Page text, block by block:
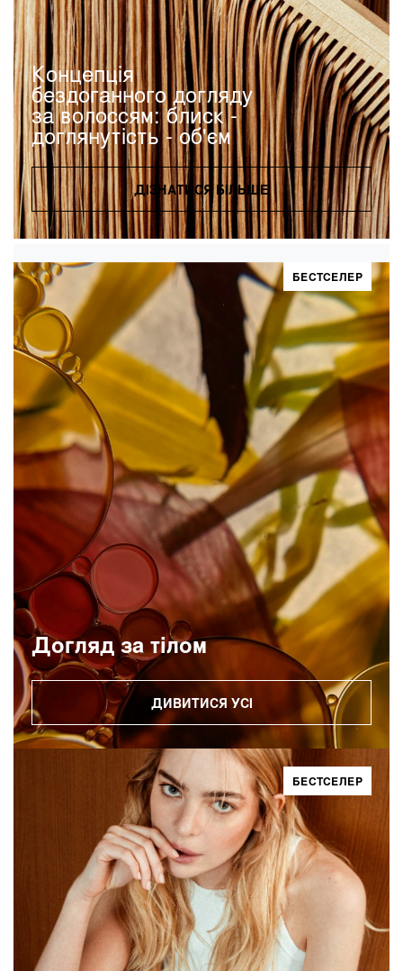
Концепція
бездоганного догляду
за волоссям: блиск -
доглянутість - об'єм
ДІЗНАТИСЯ БІЛЬШЕ
БЕСТСЕЛЕР
Догляд за тілом
ДИВИТИСЯ УСІ
БЕСТСЕЛЕР